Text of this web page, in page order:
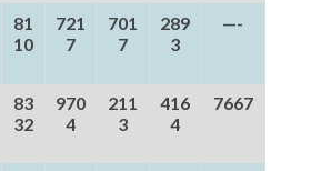
81
10
721
7
701
7
289
3
—-
83
32
970
4
211
3
416
4
7667